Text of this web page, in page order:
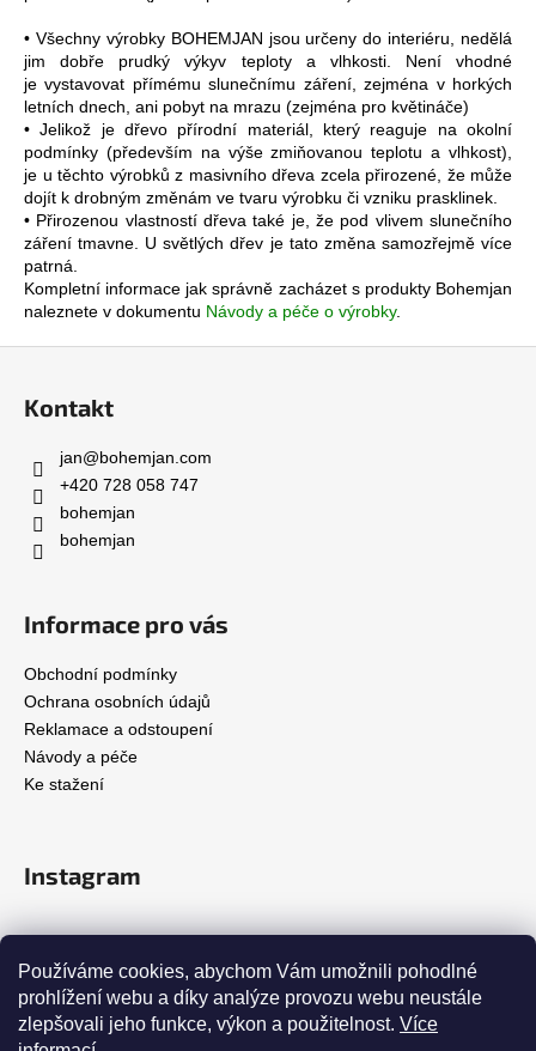
Používáme cookies, abychom Vám umožnili pohodlné
prohlížení webu a díky analýze provozu webu neustále
zlepšovali jeho funkce, výkon a použitelnost. Více
• Všechny výrobky BOHEMJAN jsou určeny do interiéru, nedělá
jim dobře prudký výkyv teploty a vlhkosti. Není vhodné
je vystavovat přímému slunečnímu záření, zejména v horkých
letních dnech, ani pobyt na mrazu (zejména pro květináče)
• Jelikož je dřevo přírodní materiál, který reaguje na okolní
podmínky (především na výše zmiňovanou teplotu a vlhkost),
je u těchto výrobků z masivního dřeva zcela přirozené, že může
dojít k drobným změnám ve tvaru výrobku či vzniku prasklinek.
• Přirozenou vlastností dřeva také je, že pod vlivem slunečního
záření tmavne. U světlých dřev je tato změna samozřejmě více
patrná.
Kompletní informace jak správně zacházet s produkty Bohemjan
naleznete v dokumentu Návody a péče o výrobky.
Kontakt
jan@bohemjan.com
+420 728 058 747
bohemjan
bohemjan
Informace pro vás
Obchodní podmínky
Ochrana osobních údajů
Reklamace a odstoupení
Návody a péče
Ke stažení
Instagram
Přijímáme online platby